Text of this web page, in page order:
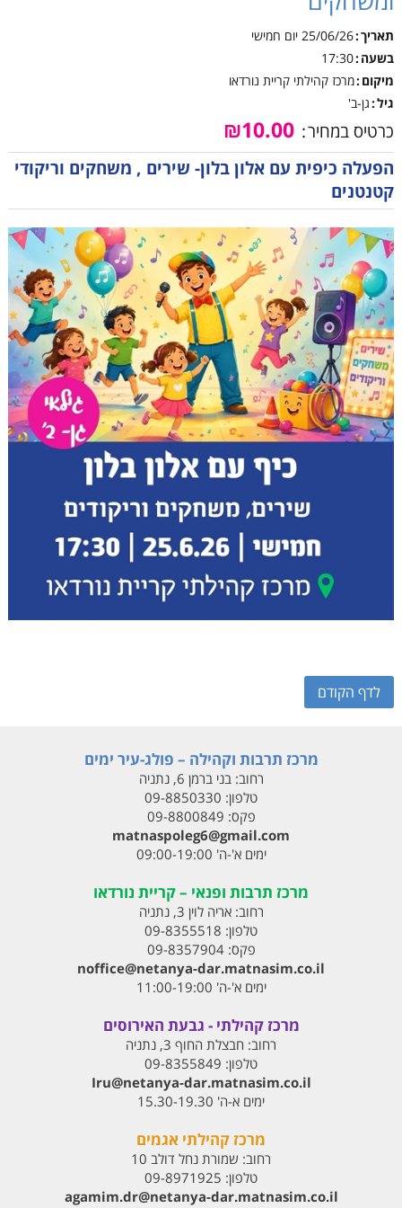
תאריך 25/06/26 יום חמישי
בשעה 17:30
מיקום מרכז קהילתי קריית נורדאו
גיל גן-ב'
כרטיס במחיר
הפעלה כיפית עם אלון בלון- שירים , משחקים וריקודי
קטנטנים
לדף הקודם
מרכז תרבות וקהילה – פולג-עיר ימים
רחוב:בני ברמן 6, נתניה
טלפון: 09-8850330
פקס: 09-8800849
matnaspoleg6@gmail.com
ימים א'-ה' 09:00-19:00
מרכז תרבות ופנאי – קריית נורדאו
רחוב:אריה לוין 3, נתניה
טלפון: 09-8355518
פקס:09-8357904
noffice@netanya-dar.matnasim.co.il
ימים א'-ה' 11:00-19:00
מרכז קהילתי - גבעת האירוסים
רחוב: חבצלת החוף 3, נתניה
טלפון: 09-8355849
Iru@netanya-dar.matnasim.co.il‏
ימים א-ה' 15.30-19.30
מרכז קהילתי אגמים
רחוב: שמורת נחל דולב 10
טלפון: 09-8971925
agamim.dr@netanya-dar.matnasim.co.il‏